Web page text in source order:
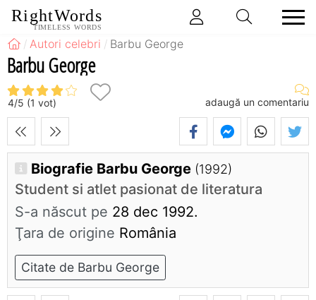
RightWords
TIMELESS WORDS
Autori celebri Barbu George
Barbu George
4/5 (1 vot) adaugă un comentariu
Biografie Barbu George (1992)
Student si atlet pasionat de literatura
S-a născut pe 28 dec 1992.
Ţara de origine România
Citate de Barbu George